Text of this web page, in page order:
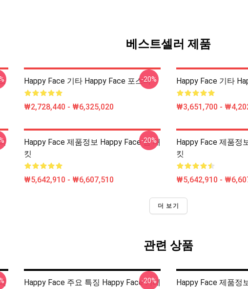
베스트셀러 제품
Happy Face 기타 Happy Face 포스터
₩2,728,440 - ₩6,325,020
-20% Happy Face 기타
₩3,651,700 -
Happy Face 제품정보 Happy Face 땀 재
킷
₩5,642,910 - ₩6,607,510
-20%
Happy Face 제품정
킷
₩5,642,910 -
더 보기
관련 상품
Happy Face 주요 특징 Happy Face 카테
-20%
Happy Face 제품정